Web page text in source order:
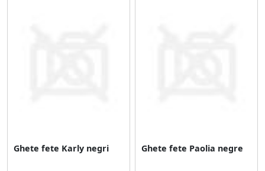
Ghete fete Karly negri Ghete fete Paolia negre